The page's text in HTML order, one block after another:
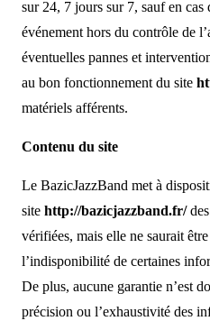
sur 24, 7 jours sur 7, sauf en cas
événement hors du contrôle de
éventuelles pannes et
au bon fonctionnement du site
matériels afférents.
Contenu du site
Le BazicJazzBand met à
site http://bazicjazzband.fr/
vérifiées, mais elle ne saurait
l’indisponibilité de certaines
De plus, aucune garantie n’est
précision ou l’exhaustivité des